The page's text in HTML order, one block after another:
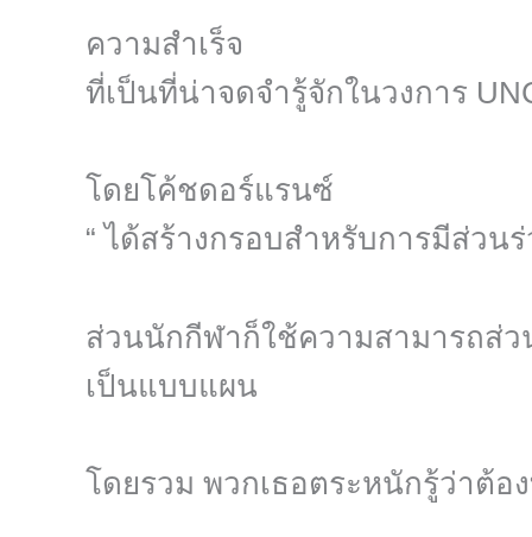
ความสำเร็จ
ที่เป็นที่น่าจดจำรู้จักในวงการ
โดยโค้ชดอร์แรนซ์
“ ได้สร้างกรอบสำหรับการมีส่วน
ส่วนนักกีฬาก็ใช้ความสามารถส่
เป็นแบบแผน
โดยรวม พวกเธอตระหนักรู้ว่าต้อ